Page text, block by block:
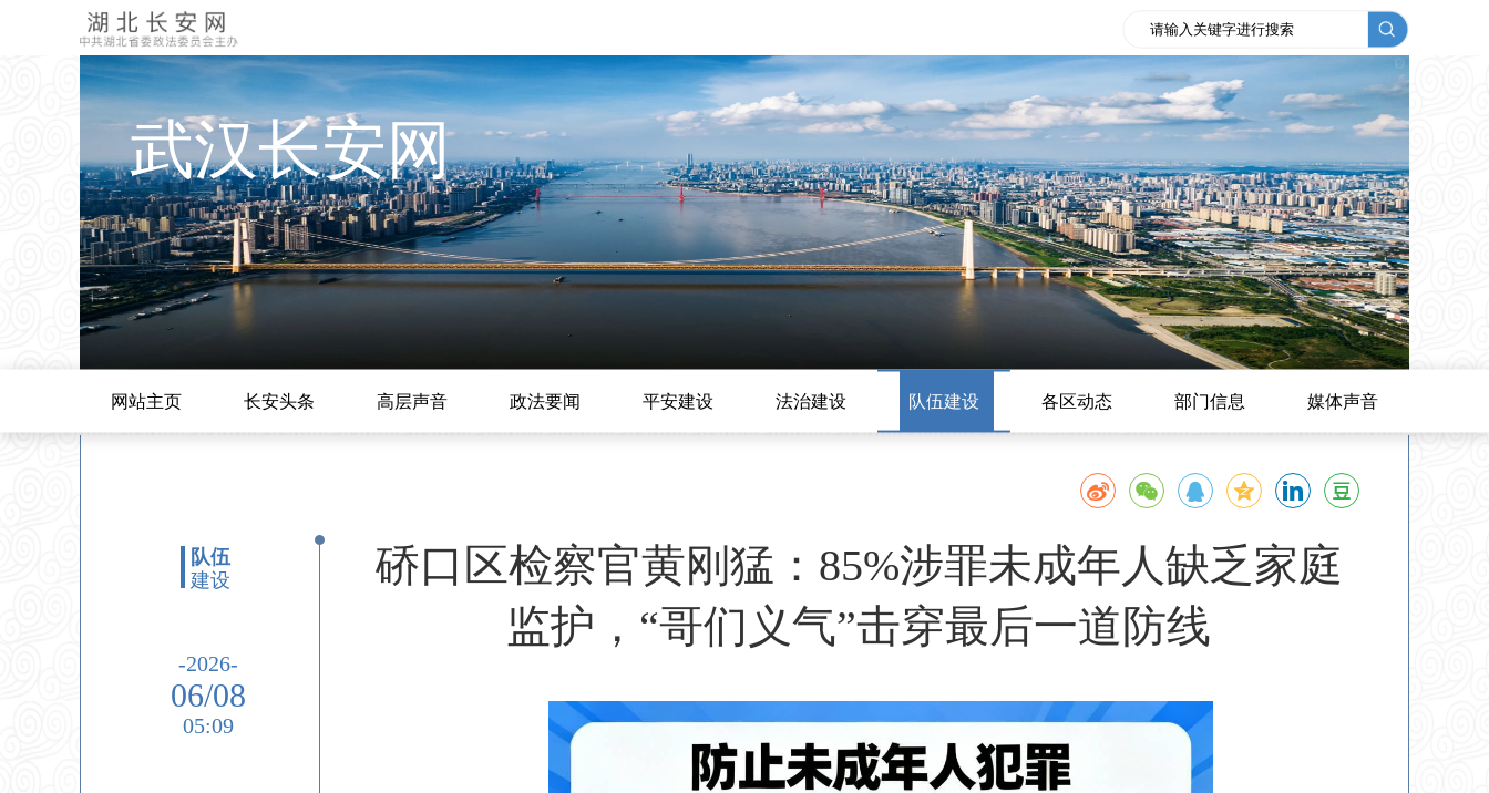
武汉长安网
网站主页 长安头条 高层声音 政法要闻 平安建设 法治建设 队伍建设 各区动态 部门信息 媒体声音
队伍
建设
-2026-
06/08
05:09
硚口区检察官黄刚猛：85%涉罪未成年人缺乏家庭
监护，“哥们义气”击穿最后一道防线